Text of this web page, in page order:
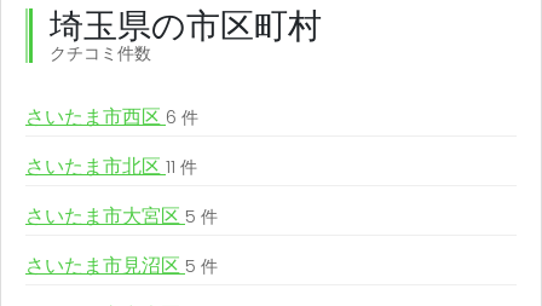
埼玉県の市区町村
クチコミ件数
さいたま市西区 6 件
さいたま市北区 11 件
さいたま市大宮区 5 件
さいたま市見沼区 5 件